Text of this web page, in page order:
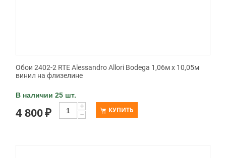
Обои 2402-2 RTE Alessandro Allori Bodega 1,06м х 10,05м
винил на флизелине
В наличии 25 шт.
4 800₽
+
−
КУПИТЬ